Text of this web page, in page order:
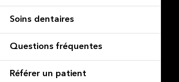
Soins dentaires
Questions fréquentes
Référer un patient